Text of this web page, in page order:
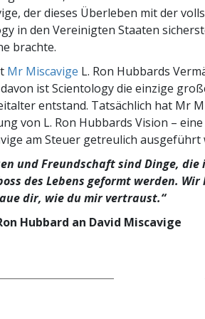
der dieses Überleben mit der
in den Vereinigten Staaten
brachte.
Mr Miscavige L. Ron Hubbards
ist Scientology die einzige
entstand. Tatsächlich hat Mr
von L. Ron Hubbards Vision –
am Steuer getreulich ausgeführt
und Freundschaft sind Dinge, die
des Lebens geformt werden.
dir, wie du mir vertraust.“
Hubbard an David Miscavige